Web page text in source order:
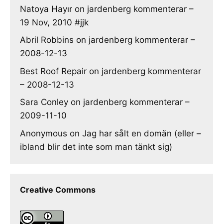
Natoya Hayır on jardenberg kommenterar –
19 Nov, 2010 #jjk
Abril Robbins on jardenberg kommenterar –
2008-12-13
Best Roof Repair on jardenberg kommenterar
– 2008-12-13
Sara Conley on jardenberg kommenterar –
2009-11-10
Anonymous on Jag har sålt en domän (eller –
ibland blir det inte som man tänkt sig)
Creative Commons